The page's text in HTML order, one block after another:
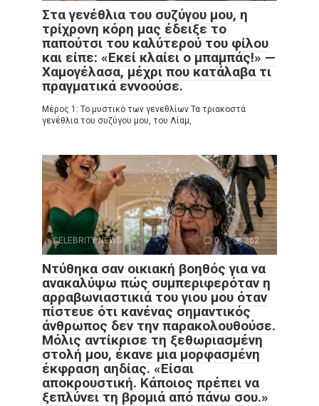
Στα γενέθλια του συζύγου μου, η
τρίχρονη κόρη μας έδειξε το
παπούτσι του καλύτερού του φίλου
και είπε: «Εκεί κλαίει ο μπαμπάς!» —
Χαμογέλασα, μέχρι που κατάλαβα τι
πραγματικά εννοούσε.
Μέρος 1: Το μυστικό των γενεθλίων Τα τριακοστά
γενέθλια του συζύγου μου, του Λίαμ,
CELEBRITY NEWS 0 362
Ντύθηκα σαν οικιακή βοηθός για να
ανακαλύψω πώς συμπεριφερόταν η
αρραβωνιαστικιά του γιου μου όταν
πίστευε ότι κανένας σημαντικός
άνθρωπος δεν την παρακολουθούσε.
Μόλις αντίκρισε τη ξεθωριασμένη
στολή μου, έκανε μια μορφασμένη
έκφραση αηδίας. «Είσαι
αποκρουστική. Κάποιος πρέπει να
ξεπλύνει τη βρομιά από πάνω σου.»